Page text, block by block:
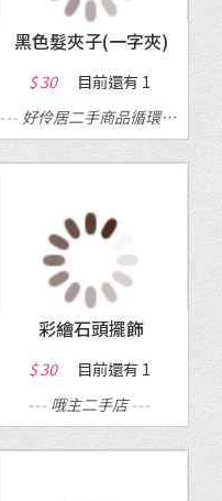
黑色髮夾子(一字夾)
$ 30 目前還有 1
---好伶居二手商品循環店 ---
彩繪石頭擺飾
$ 30 目前還有 1
---哦主二手店---